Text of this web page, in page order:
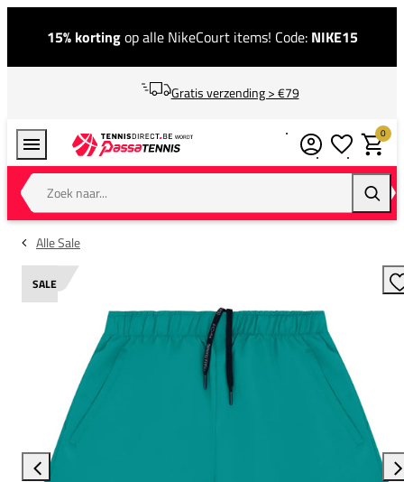
15% kortingop alle NikeCourt items! Code: NIKE15
Gratis verzending > €79
Zoek naar...
0
Alle Sale
SALE